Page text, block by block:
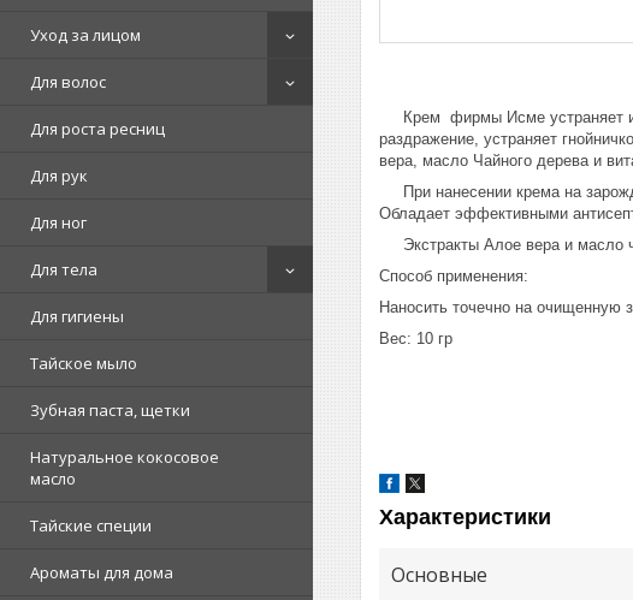
Уход за лицом
Для волос
Для роста ресниц
Для рук
Для ног
Для тела
Для гигиены
Тайское мыло
Зубная паста, щетки
Натуральное кокосовое
масло
Тайские специи
Ароматы для дома
Крем фирмы Исме устраняет и
раздражение, устраняет
вера, масло Чайного дерева и
При нанесении крема на
Обладает эффективными
Экстракты Алое вера и масло
Способ применения:
Наносить точечно на очищенную
Вес: 10 гр
Характеристики
Основные